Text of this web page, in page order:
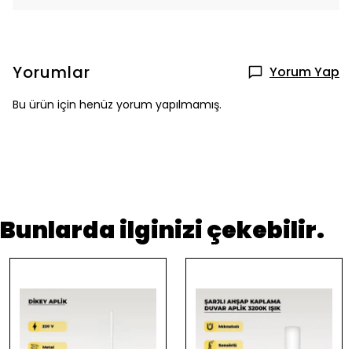
Yorumlar Yorum Yap
Bu ürün için henüz yorum yapılmamış.
Bunlarda ilginizi çekebilir.